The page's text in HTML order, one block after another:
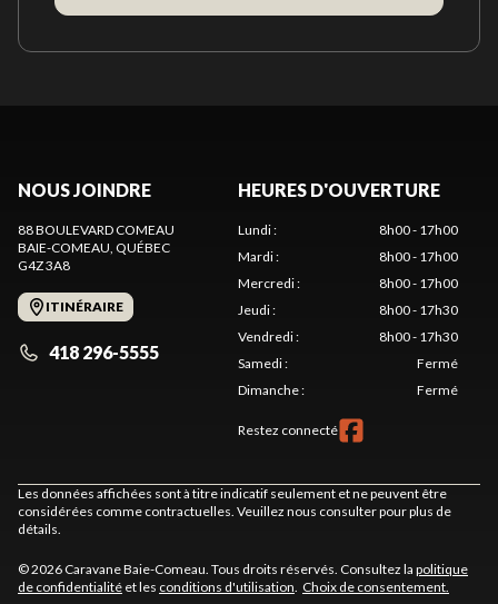
NOUS JOINDRE
88 BOULEVARD COMEAU
BAIE-COMEAU, QUÉBEC
G4Z 3A8
ITINÉRAIRE
418 296-5555
HEURES D'OUVERTURE
Lundi:
8h00 - 17h00
Mardi:
8h00 - 17h00
Mercredi:
8h00 - 17h00
Jeudi:
8h00 - 17h30
Vendredi:
8h00 - 17h30
Samedi:
Fermé
Dimanche: Fermé
Restez connecté
Les données affichées sont à titre indicatif seulement et ne peuvent être
considérées comme contractuelles. Veuillez nous consulter pour plus de
détails.
© 2026 Caravane Baie-Comeau. Tous droits réservés. Consultez la politique
de confidentialité et les conditions d'utilisation. Choix de consentement.